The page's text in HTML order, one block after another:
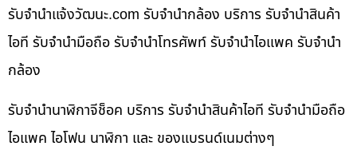
รับจํานําแจ้งวัฒนะ.com รับจำนำกล้อง บริการ รับจำนำสินค้า
ไอที รับจำนำมือถือ รับจำนำโทรศัพท์ รับจำนำไอแพค รับจำนำ
กล้อง
รับจำนำนาฬิกาจีช็อค บริการ รับจำนำสินค้าไอที รับจำนำมือถือ
ไอแพค ไอโฟน นาฬิกา และ ของแบรนด์เนมต่างๆ